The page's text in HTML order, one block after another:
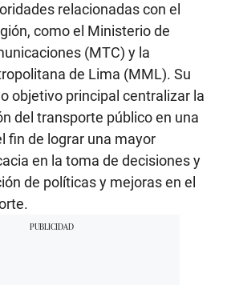
relacionadas con el
como el Ministerio de
(MTC) y la
de Lima (MML). Su
objetivo principal centralizar la
del transporte público en una
fin de lograr una mayor
en la toma de decisiones y
de políticas y mejoras en el